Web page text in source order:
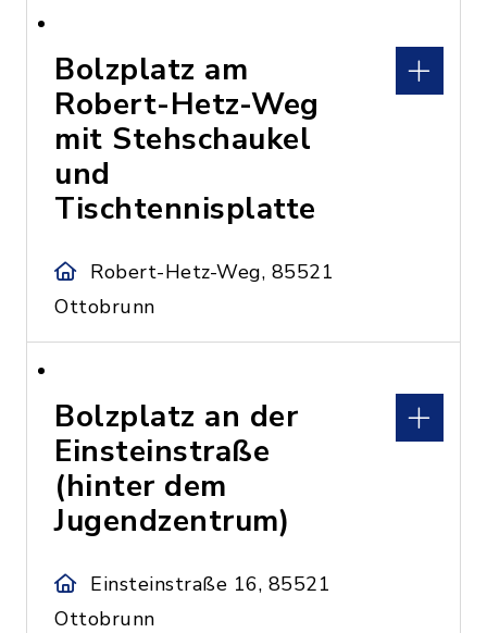
Bolzplatz am
Robert-Hetz-Weg
mit Stehschaukel
und
Tischtennisplatte
Robert-Hetz-Weg, 85521
Ottobrunn
Bolzplatz an der
Einsteinstraße
(hinter dem
Jugendzentrum)
Einsteinstraße 16, 85521
Ottobrunn